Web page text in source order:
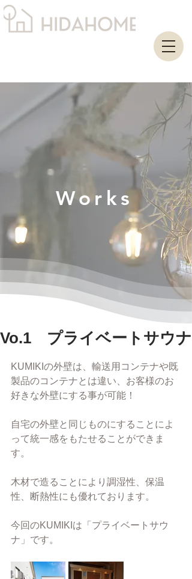
Works
Vo.1 プライベートサウナ
KUMIKIの外壁は、輸送用コンテナや既
製品のコンテナとは違い、お客様のお
好きな外壁にする事が可能！
自宅の外壁と同じものにすることによ
って統一感をもたせることができま
す。
木材で造ることにより調湿性、保温
性、断熱性にも優れております。
今回のKUMIKIは「プライベートサウ
ナ」です。